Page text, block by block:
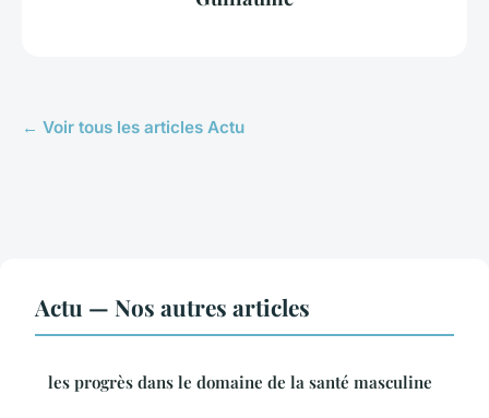
← Voir tous les articles Actu
Actu — Nos autres articles
les progrès dans le domaine de la santé masculine